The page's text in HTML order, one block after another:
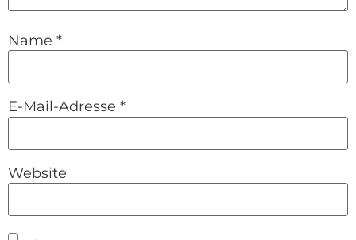
Name *
E-Mail-Adresse *
Website